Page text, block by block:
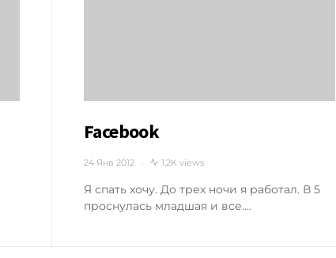
Facebook
24 Янв 2012 1,2K views
Я спать хочу. До трех ночи я работал. В 5
проснулась младшая и все….